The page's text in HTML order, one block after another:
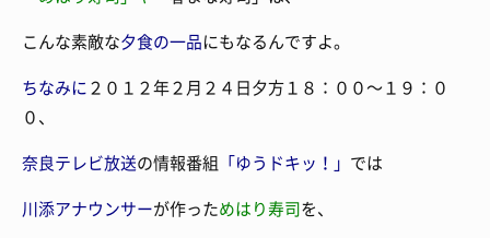
こんな素敵な夕食の一品にもなるんですよ。
ちなみに ２０１２年２月２４日夕方１８：００～１９：０
０、
奈良テレビ放送の情報番組 「ゆうドキッ！」 では
川添アナウンサーが作っためはり寿司を、